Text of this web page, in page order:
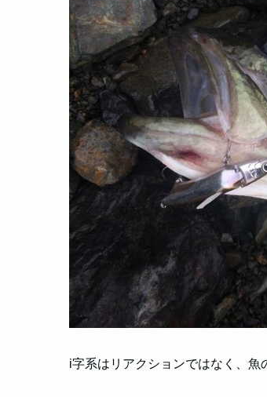
i字系はリアクションではなく、魚